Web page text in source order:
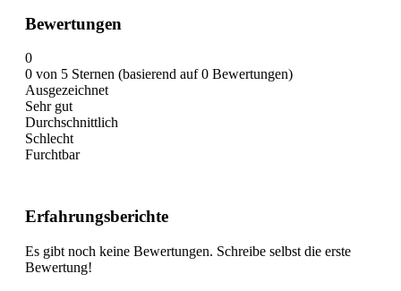
Bewertungen
0
0 von 5 Sternen (basierend auf 0 Bewertungen)
Ausgezeichnet
Sehr gut
Durchschnittlich
Schlecht
Furchtbar
Erfahrungsberichte
Es gibt noch keine Bewertungen. Schreibe selbst die erste
Bewertung!